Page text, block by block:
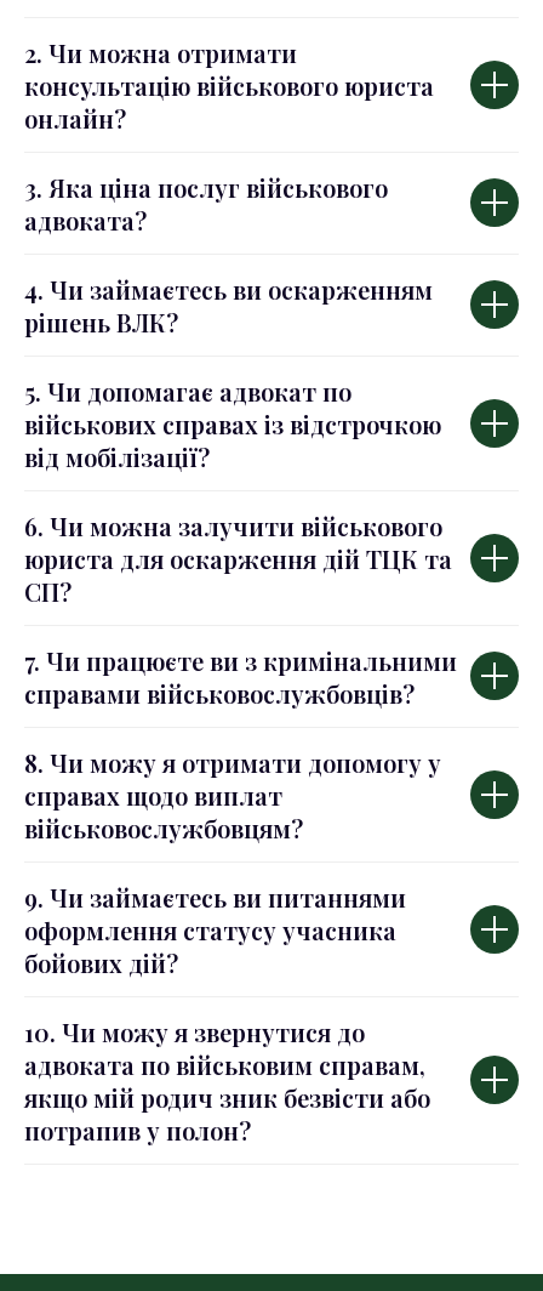
2. Чи можна отримати
консультацію військового юриста
онлайн?
3. Яка ціна послуг військового
адвоката?
4. Чи займаєтесь ви оскарженням
рішень ВЛК?
5. Чи допомагає адвокат по
військових справах із відстрочкою
від мобілізації?
6. Чи можна залучити військового
юриста для оскарження дій ТЦК та
СП?
7. Чи працюєте ви з кримінальними
справами військовослужбовців?
8. Чи можу я отримати допомогу у
справах щодо виплат
військовослужбовцям?
9. Чи займаєтесь ви питаннями
оформлення статусу учасника
бойових дій?
10. Чи можу я звернутися до
адвоката по військовим справам,
якщо мій родич зник безвісти або
потрапив у полон?